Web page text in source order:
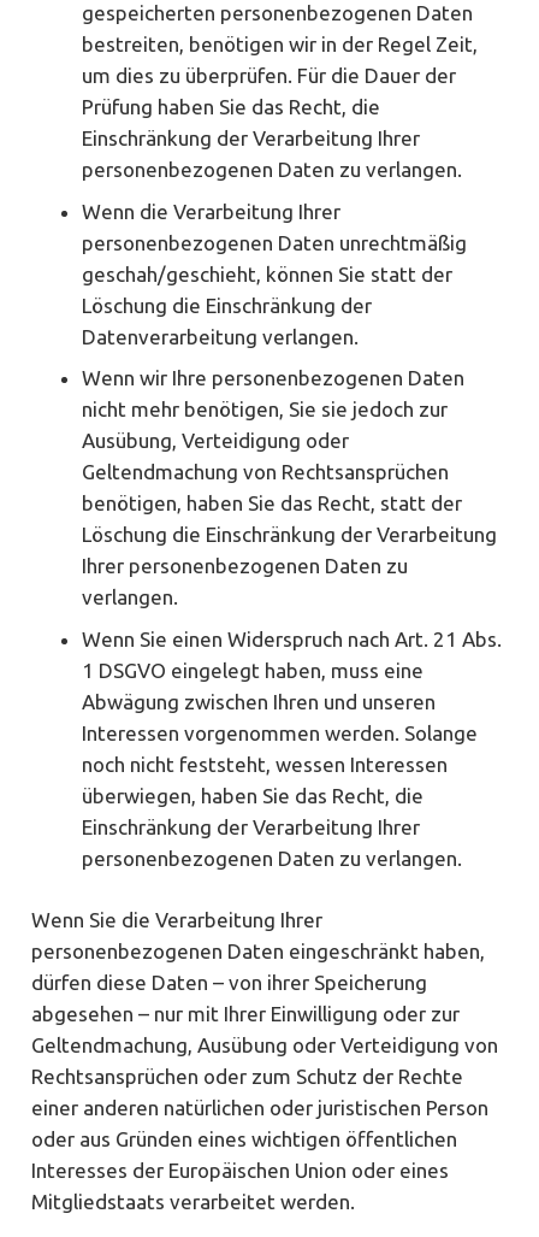
gespeicherten personenbezogenen Daten
bestreiten, benötigen wir in der Regel Zeit,
um dies zu überprüfen. Für die Dauer der
Prüfung haben Sie das Recht, die
Einschränkung der Verarbeitung Ihrer
personenbezogenen Daten zu verlangen.
Wenn die Verarbeitung Ihrer
personenbezogenen Daten unrechtmäßig
geschah/geschieht, können Sie statt der
Löschung die Einschränkung der
Datenverarbeitung verlangen.
Wenn wir Ihre personenbezogenen Daten
nicht mehr benötigen, Sie sie jedoch zur
Ausübung, Verteidigung oder
Geltendmachung von Rechtsansprüchen
benötigen, haben Sie das Recht, statt der
Löschung die Einschränkung der Verarbeitung
Ihrer personenbezogenen Daten zu
verlangen.
Wenn Sie einen Widerspruch nach Art. 21 Abs.
1 DSGVO eingelegt haben, muss eine
Abwägung zwischen Ihren und unseren
Interessen vorgenommen werden. Solange
noch nicht feststeht, wessen Interessen
überwiegen, haben Sie das Recht, die
Einschränkung der Verarbeitung Ihrer
personenbezogenen Daten zu verlangen.
Wenn Sie die Verarbeitung Ihrer
personenbezogenen Daten eingeschränkt haben,
dürfen diese Daten – von ihrer Speicherung
abgesehen – nur mit Ihrer Einwilligung oder zur
Geltendmachung, Ausübung oder Verteidigung von
Rechtsansprüchen oder zum Schutz der Rechte
einer anderen natürlichen oder juristischen Person
oder aus Gründen eines wichtigen öffentlichen
Interesses der Europäischen Union oder eines
Mitgliedstaats verarbeitet werden.